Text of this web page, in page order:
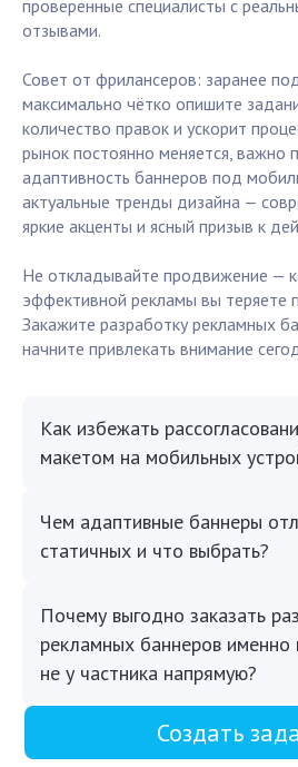
проверенные специалисты с
отзывами.
Совет от фрилансеров: заранее
максимально чётко опишите
количество правок и ускорит
рынок постоянно меняется, важно
адаптивность баннеров под
актуальные тренды дизайна —
яркие акценты и ясный призыв к
Не откладывайте продвижение —
эффективной рекламы вы теряете
Закажите разработку рекламных
начните привлекать внимание
Как избежать
макетом на мобильных
Чем адаптивные баннеры
статичных и что выбрать?
Почему выгодно заказать
рекламных баннеров именно
не у частника напрямую?
Создать